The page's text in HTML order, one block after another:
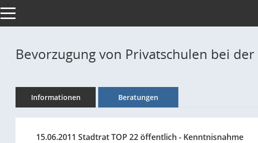
Toggle navigation
Bevorzugung von Privatschulen bei
Informationen Beratungen
15.06.2011 Stadtrat TOP 22 öffentlich - Kenntnisnahme